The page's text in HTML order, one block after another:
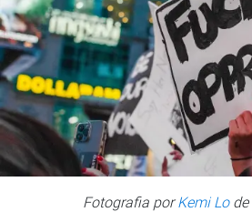
Preço
Contacto
Sim Fala
Fotografia porKemi Lode